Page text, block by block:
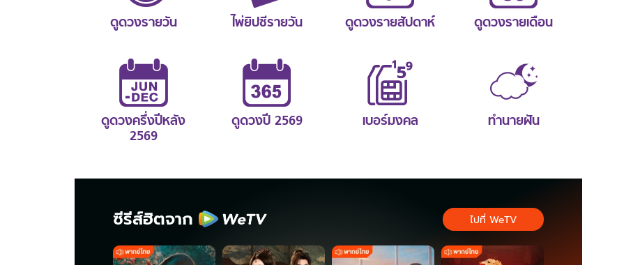
ดูดวงรายวัน ไพ่ยิปซีรายวัน ดูดวงรายสัปดาห์ ดูดวงรายเดือน
ดูดวงครึ่งปีหลัง
2569
ดูดวงปี 2569 เบอร์มงคล ทำนายฝัน
ซีรีส์ฮิตจาก ไปที่ WeTV